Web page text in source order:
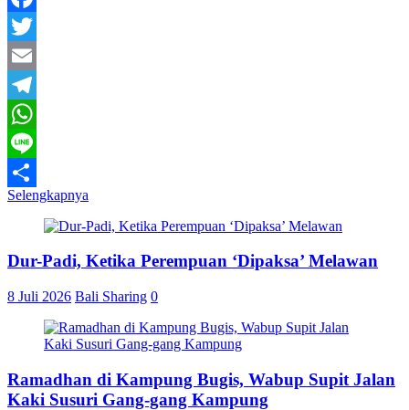
Facebook
Twitter
Email
Telegram
WhatsApp
Line
Share
Selengkapnya
Dur-Padi, Ketika Perempuan ‘Dipaksa’ Melawan
8 Juli 2026 Bali Sharing 0
Ramadhan di Kampung Bugis, Wabup Supit Jalan
Kaki Susuri Gang-gang Kampung